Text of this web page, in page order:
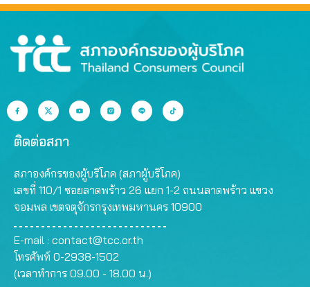
ติดต่อสภา
สภาองค์กรของผู้บริโภค (สภาผู้บริโภค)
เลขที่ 110/1 ซอยลาดพร้าว 26 แยก 1-2 ถนนลาดพร้าว แขวง
จอมพล เขตจตุจักรกรุงเทพมหานคร 10900
E-mail : contact@tcc.or.th
โทรศัพท์ 0-2938-1502
(เวลาทำการ 09.00 - 18.00 น.)